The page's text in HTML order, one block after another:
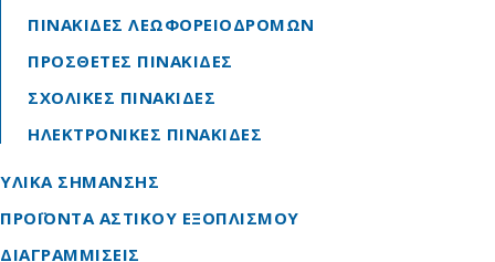
ΠΙΝΑΚΙΔΕΣ ΛΕΩΦΟΡΕΙΟΔΡΟΜΩΝ
ΠΡΟΣΘΕΤΕΣ ΠΙΝΑΚΙΔΕΣ
ΣΧΟΛΙΚΕΣ ΠΙΝΑΚΙΔΕΣ
ΗΛΕΚΤΡΟΝΙΚΕΣ ΠΙΝΑΚΙΔΕΣ
ΥΛΙΚΑ ΣΗΜΑΝΣΗΣ
ΠΡΟΪΟΝΤΑ ΑΣΤΙΚΟΥ ΕΞΟΠΛΙΣΜΟΥ
ΔΙΑΓΡΑΜΜΙΣΕΙΣ